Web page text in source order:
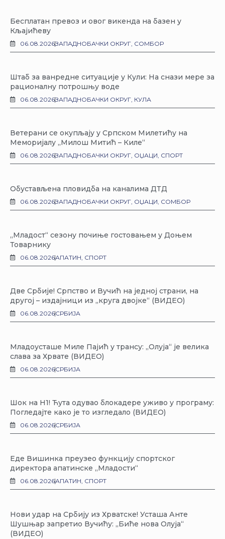
Бесплатан превоз и овог викенда на базен у
Кљајићеву
06.08.2026ЗАПАДНОБАЧКИ ОКРУГ, СОМБОР
Штаб за ванредне ситуације у Кули: На снази мере за
рационалну потрошњу воде
06.08.2026ЗАПАДНОБАЧКИ ОКРУГ, КУЛА
Ветерани се окупљају у Српском Милетићу на
Меморијалу „Милош Митић – Киле“
06.08.2026ЗАПАДНОБАЧКИ ОКРУГ, ОЏАЦИ, СПОРТ
Обустављена пловидба на каналима ДТД
06.08.2026ЗАПАДНОБАЧКИ ОКРУГ, ОЏАЦИ, СОМБОР
„Младост“ сезону почиње гостовањем у Доњем
Товарнику
06.08.2026АПАТИН, СПОРТ
Две Србије! Српство и Вучић на једној страни, на
другој – издајници из „круга двојке“ (ВИДЕО)
06.08.2026СРБИЈА
Младоусташе Миле Пајић у трансу: „Олуја“ је велика
слава за Хрвате (ВИДЕО)
06.08.2026СРБИЈА
Шок на Н1! Ћута одувао блокадере уживо у програму:
Погледајте како је то изгледало (ВИДЕО)
06.08.2026СРБИЈА
Еде Вишинка преузео функцију спортског
директора апатинске „Младости“
06.08.2026АПАТИН, СПОРТ
Нови удар на Србију из Хрватске! Усташа Анте
Шушњар запретио Вучићу: „Биће нова Олуја“
(ВИДЕО)